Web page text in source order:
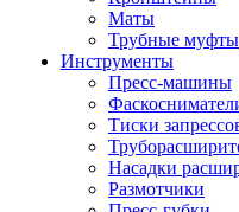
Маты
Трубные муфты
Инструменты
Пресс-машины
Тиски
Насадки
Размотчики